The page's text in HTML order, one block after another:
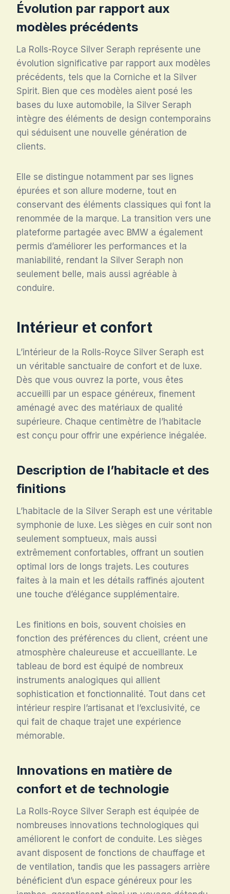
Évolution par rapport aux
modèles précédents
La Rolls-Royce Silver Seraph représente une
évolution significative par rapport aux modèles
précédents, tels que la Corniche et la Silver
Spirit. Bien que ces modèles aient posé les
bases du luxe automobile, la Silver Seraph
intègre des éléments de design contemporains
qui séduisent une nouvelle génération de
clients.
Elle se distingue notamment par ses lignes
épurées et son allure moderne, tout en
conservant des éléments classiques qui font la
renommée de la marque. La transition vers une
plateforme partagée avec BMW a également
permis d’améliorer les performances et la
maniabilité, rendant la Silver Seraph non
seulement belle, mais aussi agréable à
conduire.
Intérieur et confort
L’intérieur de la Rolls-Royce Silver Seraph est
un véritable sanctuaire de confort et de luxe.
Dès que vous ouvrez la porte, vous êtes
accueilli par un espace généreux, finement
aménagé avec des matériaux de qualité
supérieure. Chaque centimètre de l’habitacle
est conçu pour offrir une expérience inégalée.
Description de l’habitacle et des
finitions
L’habitacle de la Silver Seraph est une véritable
symphonie de luxe. Les sièges en cuir sont non
seulement somptueux, mais aussi
extrêmement confortables, offrant un soutien
optimal lors de longs trajets. Les coutures
faites à la main et les détails raffinés ajoutent
une touche d’élégance supplémentaire.
Les finitions en bois, souvent choisies en
fonction des préférences du client, créent une
atmosphère chaleureuse et accueillante. Le
tableau de bord est équipé de nombreux
instruments analogiques qui allient
sophistication et fonctionnalité. Tout dans cet
intérieur respire l’artisanat et l’exclusivité, ce
qui fait de chaque trajet une expérience
mémorable.
Innovations en matière de
confort et de technologie
La Rolls-Royce Silver Seraph est équipée de
nombreuses innovations technologiques qui
améliorent le confort de conduite. Les sièges
avant disposent de fonctions de chauffage et
de ventilation, tandis que les passagers arrière
bénéficient d’un espace généreux pour les